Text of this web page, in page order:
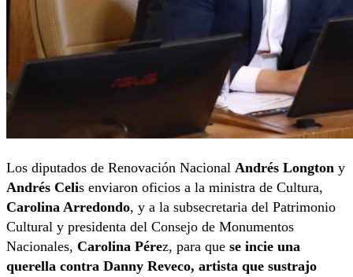
Los diputados de Renovación Nacional Andrés Longton y
Andrés Celis enviaron oficios a la ministra de Cultura,
Carolina Arredondo, y a la subsecretaria del Patrimonio
Cultural y presidenta del Consejo de Monumentos
Nacionales, Carolina Pérez, para que se incie una
querella contra Danny Reveco, artista que sustrajo